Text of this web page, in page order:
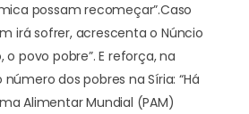
possam recomeçar”.Caso
irá sofrer, acrescenta o Núncio
o povo pobre”. E reforça, na
dos pobres na Síria: “Há
Alimentar Mundial (PAM)